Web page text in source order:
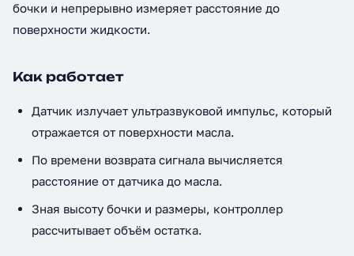
бочки и непрерывно измеряет расстояние до
поверхности жидкости.
Как работает
Датчик излучает ультразвуковой импульс, который
отражается от поверхности масла.
По времени возврата сигнала вычисляется
расстояние от датчика до масла.
Зная высоту бочки и размеры, контроллер
рассчитывает объём остатка.